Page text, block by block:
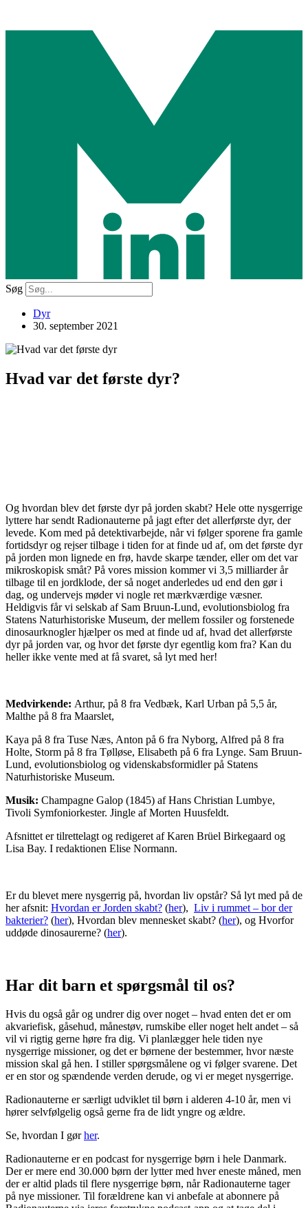
Søg
Dyr
30. september 2021
Hvad var det første dyr?
Og hvordan blev det første dyr på jorden skabt? Hele otte nysgerrige
lyttere har sendt Radionauterne på jagt efter det allerførste dyr, der
levede. Kom med på detektivarbejde, når vi følger sporene fra gamle
fortidsdyr og rejser tilbage i tiden for at finde ud af, om det første dyr
på jorden mon lignede en frø, havde skarpe tænder, eller om det var
mikroskopisk småt? På vores mission kommer vi 3,5 milliarder år
tilbage til en jordklode, der så noget anderledes ud end den gør i
dag, og undervejs møder vi nogle ret mærkværdige væsner.
Heldigvis får vi selskab af Sam Bruun-Lund, evolutionsbiolog fra
Statens Naturhistoriske Museum, der mellem fossiler og forstenede
dinosaurknogler hjælper os med at finde ud af, hvad det allerførste
dyr på jorden var, og hvor det første dyr egentlig kom fra? Kan du
heller ikke vente med at få svaret, så lyt med her!
Medvirkende: Arthur, på 8 fra Vedbæk, Karl Urban på 5,5 år,
Malthe på 8 fra Maarslet,
Kaya på 8 fra Tuse Næs, Anton på 6 fra Nyborg, Alfred på 8 fra
Holte, Storm på 8 fra Tølløse, Elisabeth på 6 fra Lynge. Sam Bruun-
Lund, evolutionsbiolog og videnskabsformidler på Statens
Naturhistoriske Museum.
Musik: Champagne Galop (1845) af Hans Christian Lumbye,
Tivoli Symfoniorkester. Jingle af Morten Huusfeldt.
Afsnittet er tilrettelagt og redigeret af Karen Brüel Birkegaard og
Lisa Bay. I redaktionen Elise Normann.
Er du blevet mere nysgerrig på, hvordan liv opstår? Så lyt med på de
her afsnit: Hvordan er Jorden skabt? (her), Liv i rummet – bor der
bakterier? (her), Hvordan blev mennesket skabt? (her), og Hvorfor
uddøde dinosaurerne? (her).
Har dit barn et spørgsmål til os?
Hvis du også går og undrer dig over noget – hvad enten det er om
akvariefisk, gåsehud, månestøv, rumskibe eller noget helt andet – så
vil vi rigtig gerne høre fra dig. Vi planlægger hele tiden nye
nysgerrige missioner, og det er børnene der bestemmer, hvor næste
mission skal gå hen. I stiller spørgsmålene og vi følger svarene. Det
er en stor og spændende verden derude, og vi er meget nysgerrige.
Radionauterne er særligt udviklet til børn i alderen 4-10 år, men vi
hører selvfølgelig også gerne fra de lidt yngre og ældre.
Se, hvordan I gørher.
Radionauterne er en podcast for nysgerrige børn i hele Danmark.
Der er mere end 30.000 børn der lytter med hver eneste måned, men
der er altid plads til flere nysgerrige børn, når Radionauterne tager
på nye missioner. Til forældrene kan vi anbefale at abonnere på